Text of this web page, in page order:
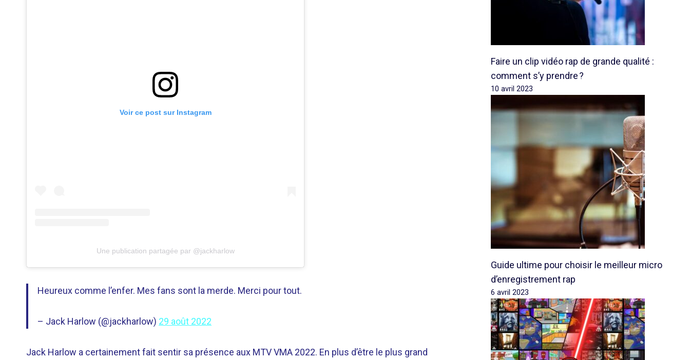
Voir ce post sur Instagram
Une publication partagée par @jackharlow
Heureux comme l’enfer. Mes fans sont la merde. Merci pour tout.
– Jack Harlow (@jackharlow) 29 août 2022
Jack Harlow a certainement fait sentir sa présence aux MTV VMA 2022. En plus d’être le plus grand
Faire un clip vidéo rap de grande qualité :
comment s’y prendre ?
10 avril 2023
Guide ultime pour choisir le meilleur micro
d’enregistrement rap
6 avril 2023